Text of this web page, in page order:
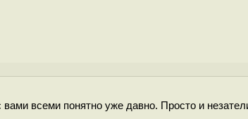
вами всеми понятно уже давно. Просто и